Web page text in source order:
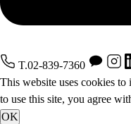
T.02-839-7360
This website uses cookies
to use this site, you agree
OK